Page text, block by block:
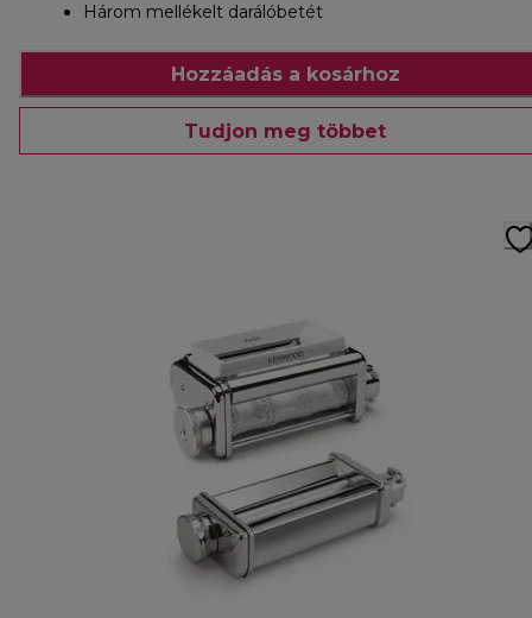
Három mellékelt darálóbetét
Hozzáadás a kosárhoz
Tudjon meg többet